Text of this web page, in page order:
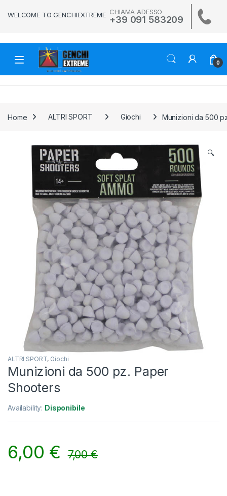
WELCOME TO GENCHIEXTREME CHIAMA ADESSO
+39 091 583209
0
Home ALTRI SPORT Giochi Munizioni da 500
🔍
ALTRI SPORT, Giochi
Munizioni da 500 pz. Paper
Shooters
Availability: Disponibile
6,00 € 7,00€